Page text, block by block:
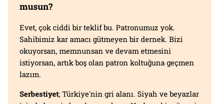
musun?
Evet, çok ciddi bir teklif bu. Patronumuz yok.
Sahibimiz kar amacı gütmeyen bir dernek. Bizi
okuyorsan, memnunsan ve devam etmesini
istiyorsan, artık boş olan patron koltuğuna geçmen
lazım.
Serbestiyet; Türkiye'nin gri alanı. Siyah ve beyazlar